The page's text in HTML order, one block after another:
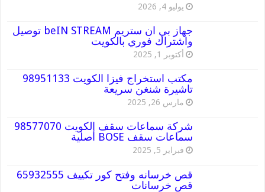
يوليو 4, 2026
جهاز بي ان ستريم beIN STREAM توصيل
واشتراك فوري بالكويت
أكتوبر 1, 2025
مكتب استخراج فيزا الكويت 98951133
تاشيرة شنغن سريعة
مارس 26, 2025
شركة سماعات سقف الكويت 98577070
سماعات سقف BOSE أصلية
فبراير 5, 2025
قص خرسانه وفتح كور تكييف 65932555
قص خرسانات